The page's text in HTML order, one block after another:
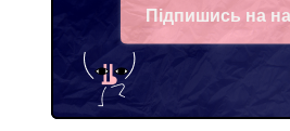
Підпишись на
Facebook